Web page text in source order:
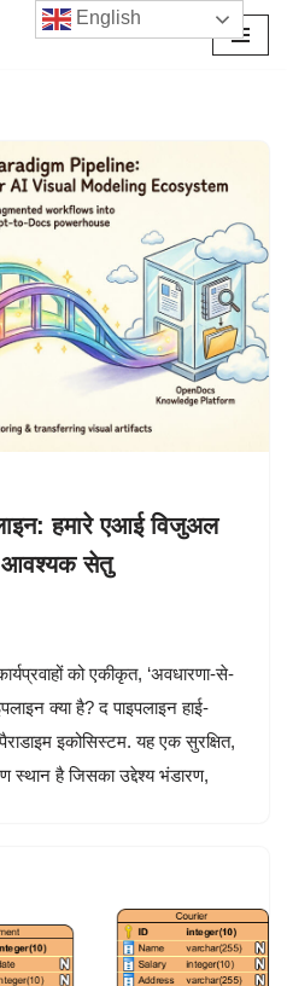
हमारे एआई विजुअल
आवश्यक सेतु
को एकीकृत, ‘अवधारणा-से-
क्या है? द पाइपलाइन हाई-
इकोसिस्टम. यह एक सुरक्षित,
स्थान है जिसका उद्देश्य भंडारण,
English